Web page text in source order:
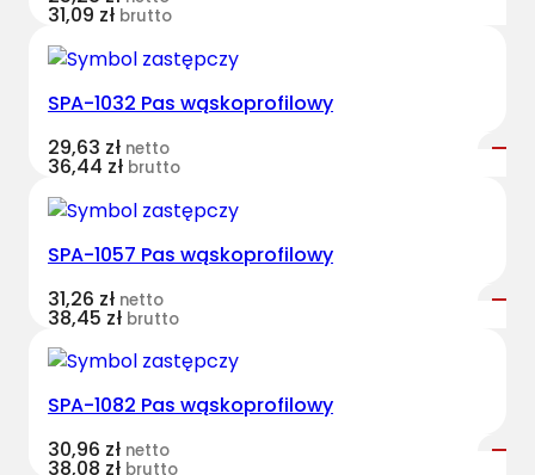
31,09 zł brutto
SPA-1032 Pas wąskoprofilowy
29,63 zł netto
36,44 zł brutto
SPA-1057 Pas wąskoprofilowy
31,26 zł netto
38,45 zł brutto
SPA-1082 Pas wąskoprofilowy
30,96 zł netto
38,08 zł brutto